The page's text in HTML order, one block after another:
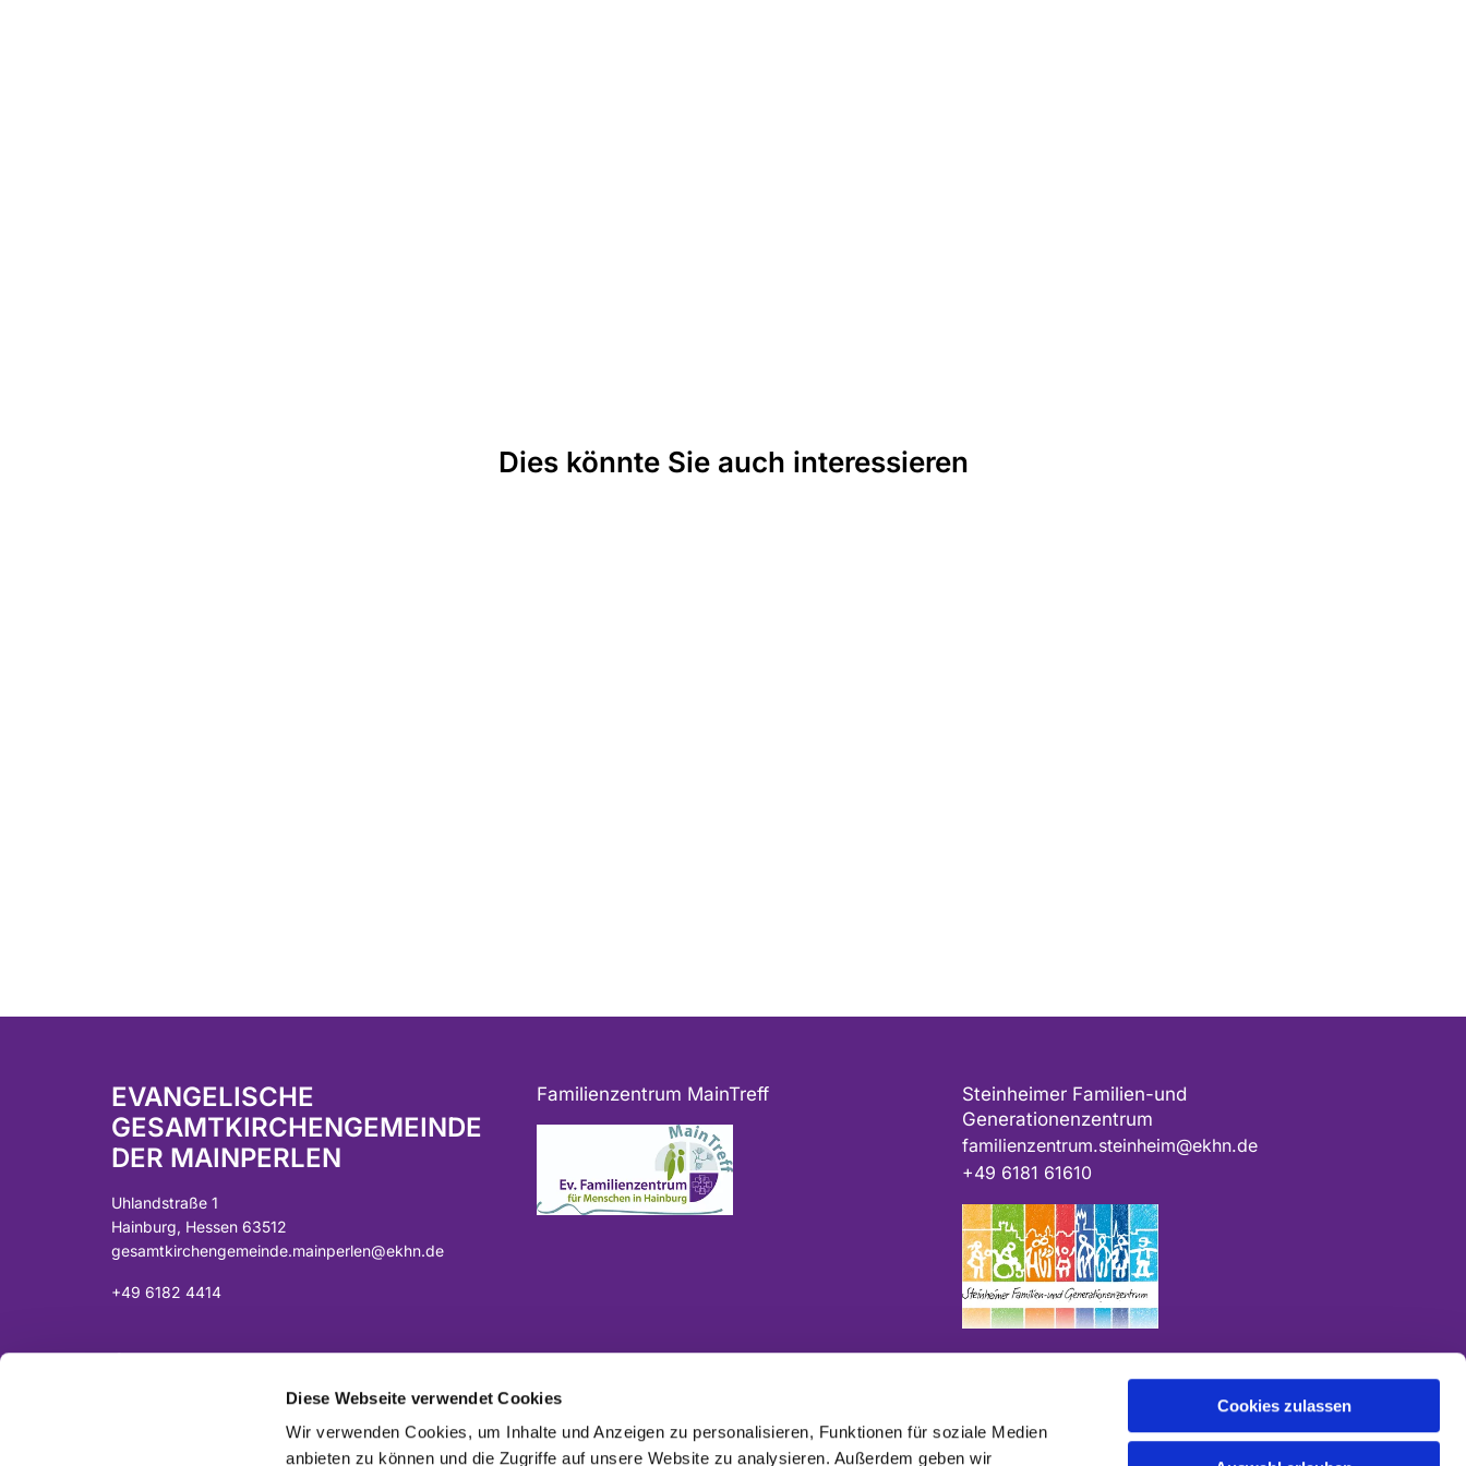
Diese Webseite verwendet Cookies
Wir verwenden Cookies, um Inhalte und Anzeigen zu personalisieren, Funktionen für soziale Medien
anbieten zu können und die Zugriffe auf unsere Website zu analysieren. Außerdem geben wir
Cookies zulassen
Dies könnte Sie auch interessieren
EVANGELISCHE
GESAMTKIRCHENGEMEINDE
DER MAINPERLEN
Uhlandstraße 1
Hainburg, Hessen 63512
gesamtkirchengemeinde.mainperlen@ekhn.de
+49 6182 4414
Spendenkonto:
DE07 5065 2124 0001 0040 43
Sparkasse Langen-Seligenstadt
Familienzentrum MainTreff
ggf. das Projekt und/oder die Kirchengemeinde an.
Steinheimer Familien-und
Generationenzentrum
familienzentrum.steinheim@ekhn.de
+49 6181 61610